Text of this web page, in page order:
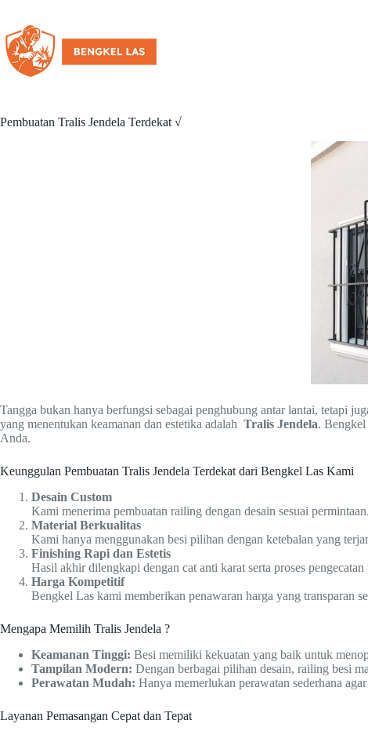
Pembuatan Tralis Jendela Terdekat √
Tangga bukan hanya berfungsi sebagai penghubung antar lantai, tetapi
yang menentukan keamanan dan estetika adalah Tralis Jendela.
Anda.
Keunggulan Pembuatan Tralis Jendela Terdekat dari Bengkel Las Kami
Desain Custom
Kami menerima pembuatan railing dengan desain sesuai
Material Berkualitas
Kami hanya menggunakan besi pilihan dengan ketebalan yang
Finishing Rapi dan Estetis
Hasil akhir dilengkapi dengan cat anti karat serta proses
Harga Kompetitif
Bengkel Las kami memberikan penawaran harga yang transparan
Mengapa Memilih Tralis Jendela ?
Keamanan Tinggi: Besi memiliki kekuatan yang baik untuk
Tampilan Modern: Dengan berbagai pilihan desain, railing besi
Perawatan Mudah: Hanya memerlukan perawatan sederhana
Layanan Pemasangan Cepat dan Tepat